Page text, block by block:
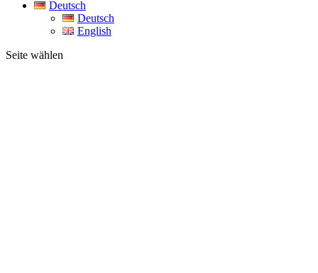
Deutsch
Deutsch
English
Seite wählen